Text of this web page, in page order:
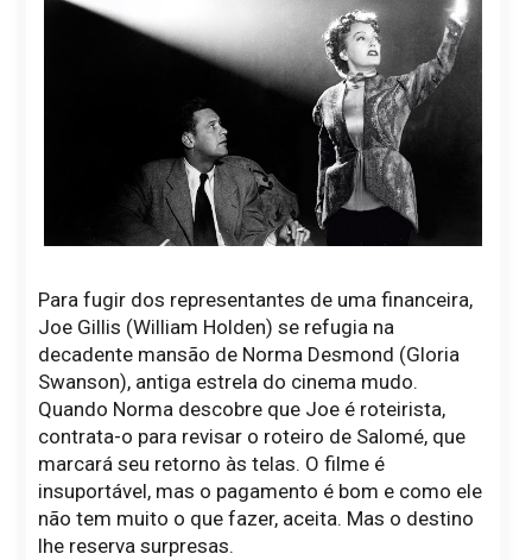
Para fugir dos representantes de uma financeira,
Joe Gillis (William Holden) se refugia na
decadente mansão de Norma Desmond (Gloria
Swanson), antiga estrela do cinema mudo.
Quando Norma descobre que Joe é roteirista,
contrata-o para revisar o roteiro de Salomé, que
marcará seu retorno às telas. O filme é
insuportável, mas o pagamento é bom e como ele
não tem muito o que fazer, aceita. Mas o destino
lhe reserva surpresas.